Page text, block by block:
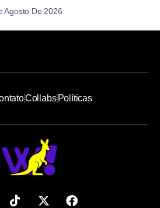
Agosto De 2026
CollabsPolíticas